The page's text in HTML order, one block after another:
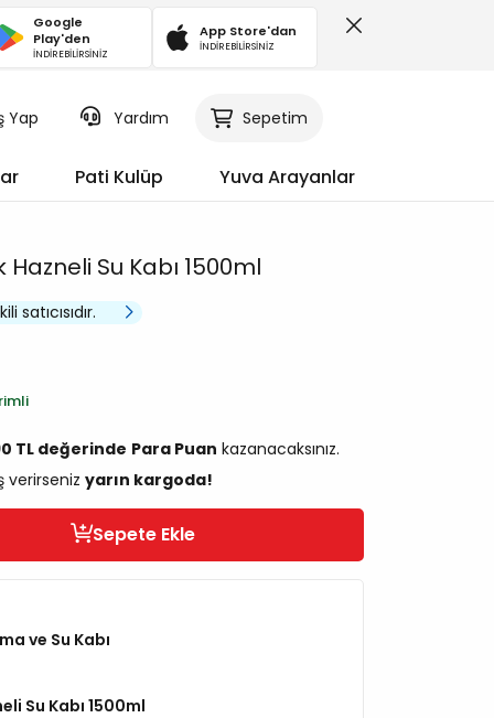
Google
Play'den
İNDİREBİLİRSİNİZ
App Store'dan
İNDİREBİLİRSİNİZ
Yap Yardım Sepetim
Pati Kulüp Yuva Arayanlar
Su Kabı 1500ml
satıcısıdır.
TL değerinde Para Puan kazanacaksınız.
verirseniz yarın kargoda!
Sepete Ekle
ve Su Kabı
Su Kabı 1500ml